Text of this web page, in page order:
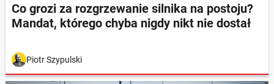
Co grozi za rozgrzewanie silnika na postoju?
Mandat, którego chyba nigdy nikt nie dostał
Piotr Szypulski